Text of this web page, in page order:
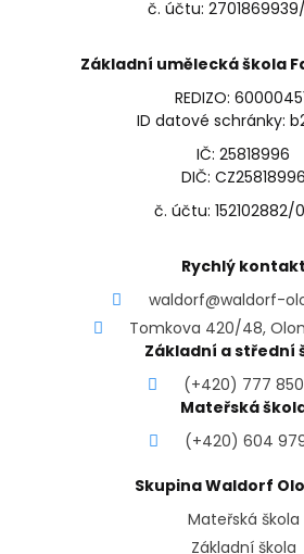
č. účtu:
Základní umělecká škola
REDIZO:
ID datové schránky:
IČ: 25818996
DIČ: CZ25818996
č. účtu: 152102882/
Rychlý kontakt
waldorf@waldorf-
Tomkova 420/48,
Základní a střední
(+420) 777
Mateřská
(+420) 604
Skupina Waldorf
Mateřská škola
Základní škola